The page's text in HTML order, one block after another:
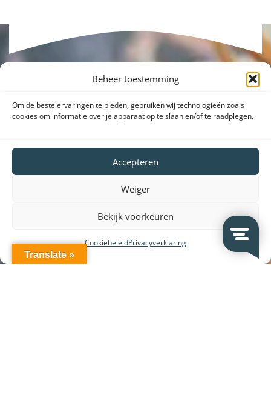
Beheer toestemming
Om de beste ervaringen te bieden, gebruiken wij technologieën zoals
cookies om informatie over je apparaat op te slaan en/of te raadplegen.
Accepteren
Weiger
Bekijk voorkeuren
CookiebeleidPrivacyverklaring
Translate »